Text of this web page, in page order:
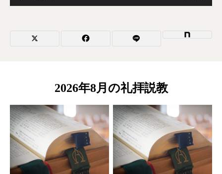
声
2026年8月の礼拝説教